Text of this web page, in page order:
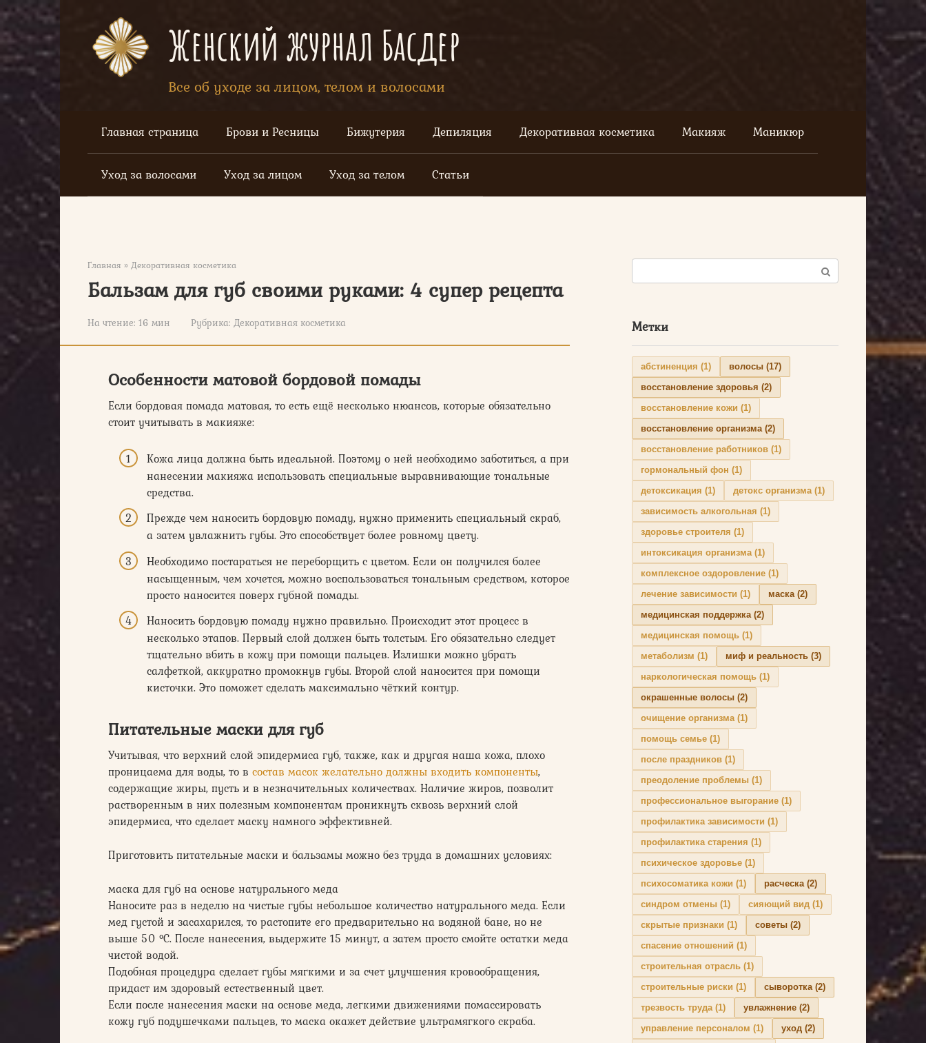
Перейти
к
контенту
Женский журнал Басдер
Все об уходе за лицом, телом и волосами
Главная страница Брови и Ресницы Бижутерия Депиляция Декоративная косметика Макияж Маникюр
Уход за волосами Уход за лицом Уход за телом Статьи
Главная » Декоративная косметика
Бальзам для губ своими руками: 4 супер рецепта
На чтение: 16 мин Рубрика: Декоративная косметика
Особенности матовой бордовой помады
Если бордовая помада матовая, то есть ещё несколько нюансов, которые обязательно
стоит учитывать в макияже:
Кожа лица должна быть идеальной. Поэтому о ней необходимо заботиться, а при
нанесении макияжа использовать специальные выравнивающие тональные
средства.
Прежде чем наносить бордовую помаду, нужно применить специальный скраб,
а затем увлажнить губы. Это способствует более ровному цвету.
Необходимо постараться не переборщить с цветом. Если он получился более
насыщенным, чем хочется, можно воспользоваться тональным средством, которое
просто наносится поверх губной помады.
Наносить бордовую помаду нужно правильно. Происходит этот процесс в
несколько этапов. Первый слой должен быть толстым. Его обязательно следует
тщательно вбить в кожу при помощи пальцев. Излишки можно убрать
салфеткой, аккуратно промокнув губы. Второй слой наносится при помощи
кисточки. Это поможет сделать максимально чёткий контур.
Питательные маски для губ
Учитывая, что верхний слой эпидермиса губ, также, как и другая наша кожа, плохо
проницаема для воды, то в состав масок желательно должны входить компоненты,
содержащие жиры, пусть и в незначительных количествах. Наличие жиров, позволит
растворенным в них полезным компонентам проникнуть сквозь верхний слой
эпидермиса, что сделает маску намного эффективней.
Приготовить питательные маски и бальзамы можно без труда в домашних условиях:
маска для губ на основе натурального меда
Наносите раз в неделю на чистые губы небольшое количество натурального меда. Если
мед густой и засахарился, то растопите его предварительно на водяной бане, но не
выше 50 °С. После нанесения, выдержите 15 минут, а затем просто смойте остатки меда
чистой водой.
Подобная процедура сделает губы мягкими и за счет улучшения кровообращения,
придаст им здоровый естественный цвет.
Если после нанесения маски на основе меда, легкими движениями помассировать
кожу губ подушечками пальцев, то маска окажет действие ультрамягкого скраба.
Поиск:
Метки
абстиненция (1) волосы (17)
восстановление здоровья (2)
восстановление кожи (1)
восстановление организма(2)
восстановление работников (1)
гормональный фон (1)
детоксикация (1) детокс организма(1)
зависимость алкогольная (1)
здоровье строителя (1)
интоксикация организма(1)
комплексное оздоровление (1)
лечение зависимости (1) маска(2)
медицинская поддержка(2)
медицинская помощь (1)
метаболизм (1) миф и реальность (3)
наркологическая помощь (1)
окрашенные волосы (2)
очищение организма(1)
помощь семье (1)
после праздников (1)
преодоление проблемы (1)
профессиональное выгорание (1)
профилактика зависимости (1)
профилактика старения (1)
психическое здоровье (1)
психосоматика кожи (1) расческа(2)
синдром отмены (1) сияющий вид (1)
скрытые признаки (1) советы (2)
спасение отношений (1)
строительная отрасль (1)
строительные риски (1) сыворотка(2)
трезвость труда(1) увлажнение (2)
управление персоналом (1) уход (2)